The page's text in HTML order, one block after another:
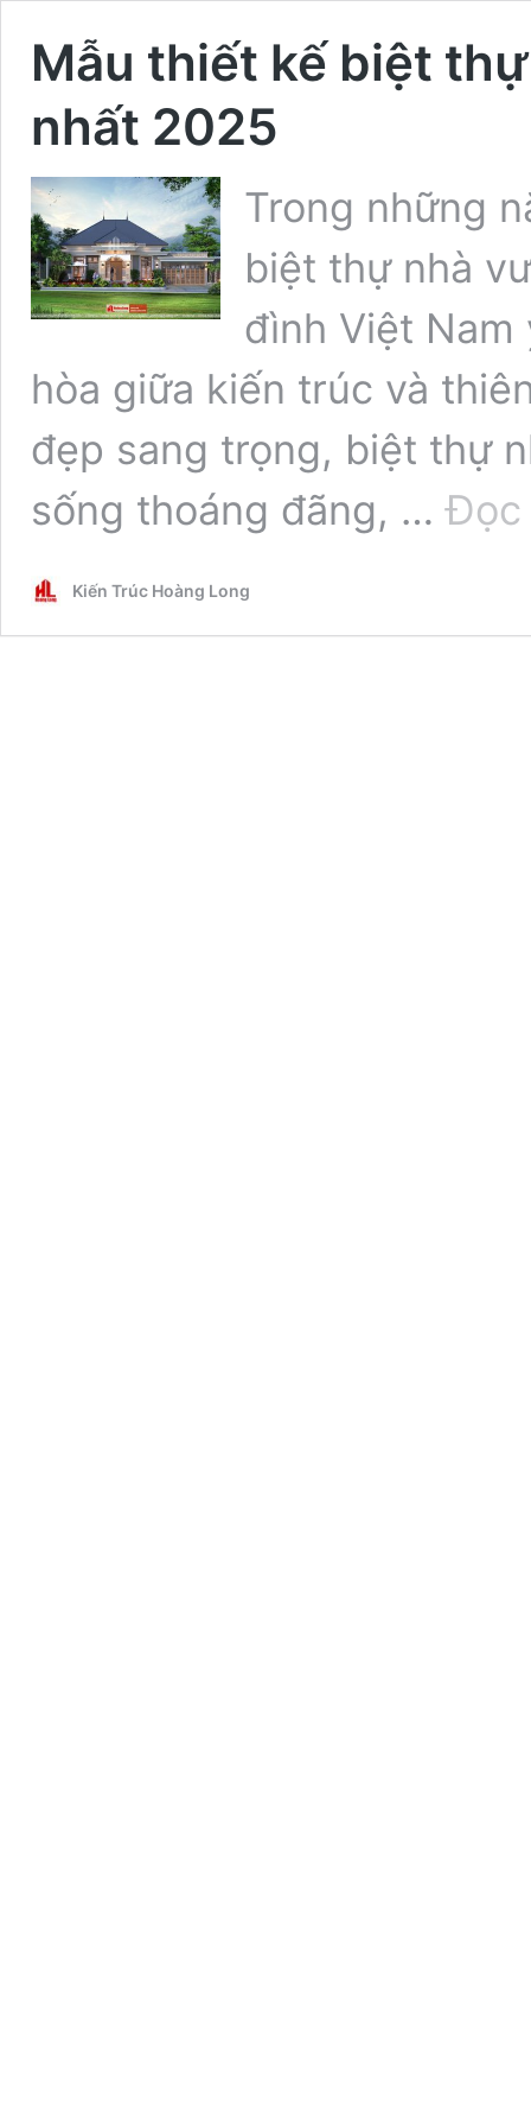
Mẫu thiết kế biệt
nhất 2025
Trong những
biệt thự nhà
đình Việt
hòa giữa kiến trúc và
đẹp sang trọng, biệt thự
sống thoáng đãng, …Đọc
Kiến Trúc Hoàng Long